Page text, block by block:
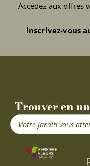
Accédez aux offres
Inscrivez-vous
Trouver en
Search
...